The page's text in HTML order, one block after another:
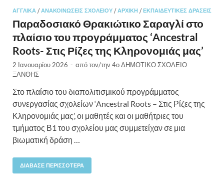
ΑΓΓΛΙΚΆ /ΑΝΑΚΟΙΝΏΣΕΙΣ ΣΧΟΛΕΊΟΥ /ΑΡΧΙΚΉ /ΕΚΠΑΙΔΕΥΤΙΚΕΣ ΔΡΑΣΕΙΣ
Παραδοσιακό Θρακιώτικο Σαραγλί στο
πλαίσιο του προγράμματος ‘Ancestral
Roots- Στις Ρίζες της Κληρονομιάς μας’
2 Ιανουαρίου 2026 - από τον/την 4ο ΔΗΜΟΤΙΚΟ ΣΧΟΛΕΙΟ
ΞΑΝΘΗΣ
Στο πλαίσιο του διαπολιτισμικού προγράμματος
συνεργασίας σχολείων ‘Ancestral Roots – Στις Ρίζες της
Κληρονομιάς μας’, οι μαθητές και οι μαθήτριες του
τμήματος Β1 του σχολείου μας συμμετείχαν σε μια
βιωματική δράση …
ΔΙΆΒΑΣΕ ΠΕΡΙΣΣΌΤΕΡΑ